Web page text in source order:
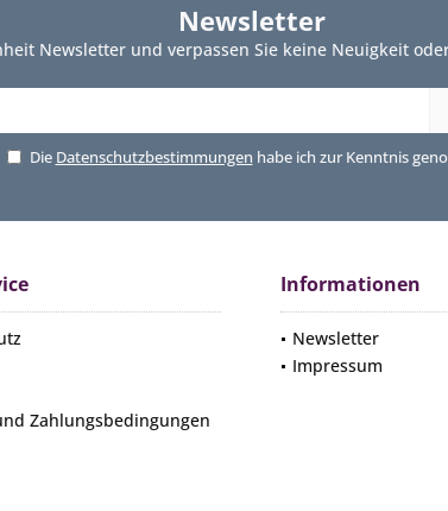
Newsletter
Newsletter und verpassen Sie keine Neuigkeit
Die Datenschutzbestimmungen habe ich zur Kenntnis
Zahlungsbedingungen
Informationen
Newsletter
Impressum